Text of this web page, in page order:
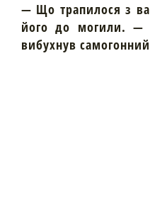
— Що трапилося з
його до могили. —
вибухнув